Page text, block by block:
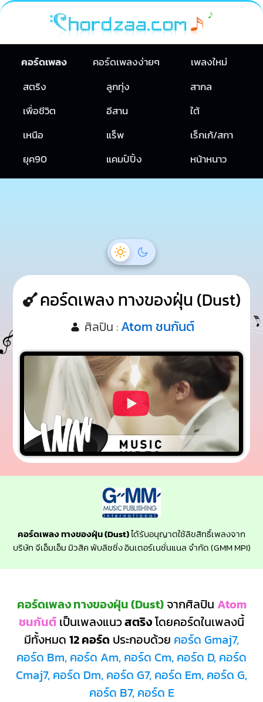
คอร์ดเพลง คอร์ดเพลงง่ายๆ
เพลงใหม่
สตริง
ลูกทุ่ง
สากล
เพื่อชีวิต
อีสาน
ใต้
เหนือ
แร็พ
เร็กเก้/สกา
ยุค90
แคมป์ปิ้ง หน้าหนาว
คอร์ดเพลง ทางของฝุ่น (Dust)
ศิลปิน : Atom ชนกันต์
คอร์ดเพลง ทางของฝุ่น (Dust)ได้รับอนุญาตใช้ลิขสิทธิ์เพลงจาก
บริษัท จีเอ็มเอ็ม มิวสิค พับลิชชิ่ง อินเตอร์เนชั่นแนล จำกัด (GMM MPI)
คอร์ดเพลง ทางของฝุ่น (Dust)จากศิลปิน Atom
ชนกันต์ เป็นเพลงแนวสตริงโดยคอร์ดในเพลงนี้
มีทั้งหมด 12 คอร์ด ประกอบด้วย คอร์ด Gmaj7,
คอร์ด Bm, คอร์ด Am, คอร์ด Cm, คอร์ด D, คอร์ด
Cmaj7, คอร์ด Dm, คอร์ด G7, คอร์ด Em, คอร์ด G,
คอร์ด B7, คอร์ด E